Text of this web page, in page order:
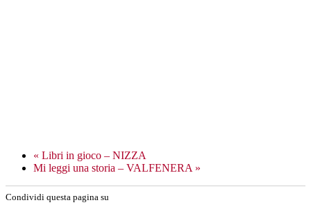
« Libri in gioco – NIZZA
Mi leggi una storia – VALFENERA »
Condividi questa pagina su